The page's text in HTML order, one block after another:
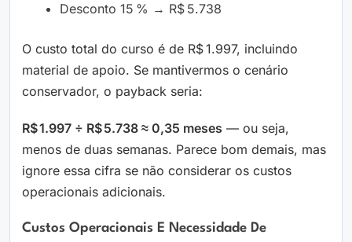
Desconto 15 % → R$ 5.738
O custo total do curso é de R$ 1.997, incluindo
material de apoio. Se mantivermos o cenário
conservador, o payback seria:
R$ 1.997 ÷ R$ 5.738 ≈ 0,35 meses — ou seja,
menos de duas semanas. Parece bom demais, mas
ignore essa cifra se não considerar os custos
operacionais adicionais.
Custos Operacionais E Necessidade De